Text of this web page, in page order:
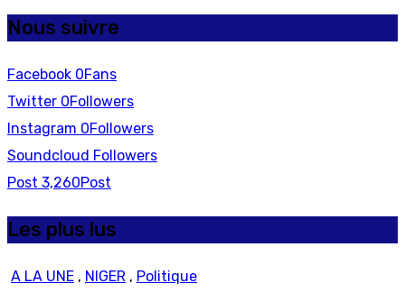
Nous suivre
Facebook 0Fans
Twitter 0Followers
Instagram 0Followers
Soundcloud Followers
Post 3,260Post
Les plus lus
A LA UNE , NIGER , Politique